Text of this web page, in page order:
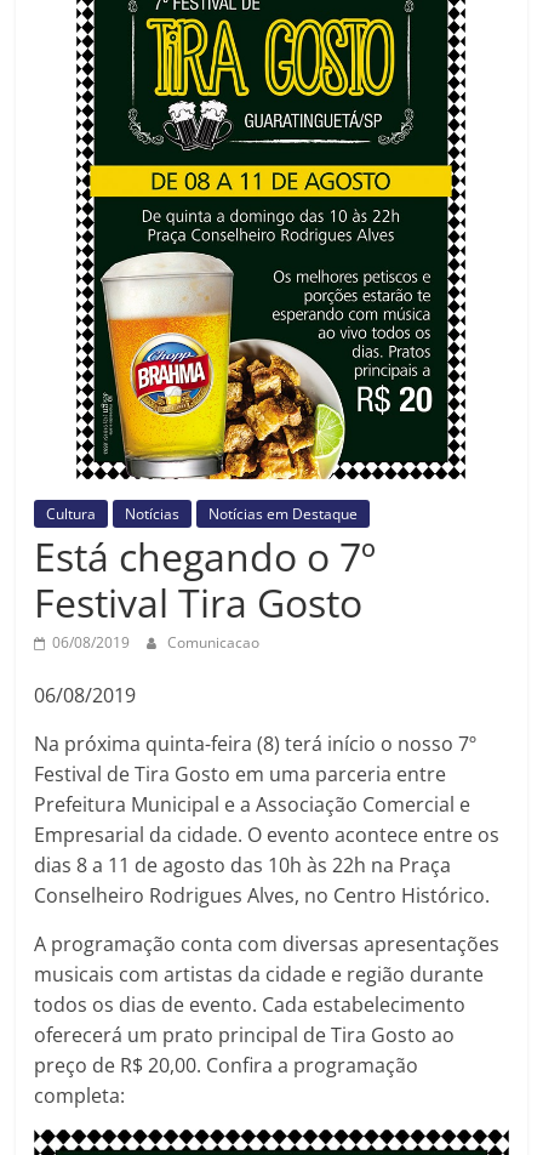
Prefeitura
Estância
Turística
Guaratinguetá
Cultura Notícias Notícias em Destaque
Está chegando o 7º
Festival Tira Gosto
06/08/2019 Comunicacao
06/08/2019
Na próxima quinta-feira (8) terá início o nosso 7º
Festival de Tira Gosto em uma parceria entre
Prefeitura Municipal e a Associação Comercial e
Empresarial da cidade. O evento acontece entre os
dias 8 a 11 de agosto das 10h às 22h na Praça
Conselheiro Rodrigues Alves, no Centro Histórico.
A programação conta com diversas apresentações
musicais com artistas da cidade e região durante
todos os dias de evento. Cada estabelecimento
oferecerá um prato principal de Tira Gosto ao
preço de R$ 20,00. Confira a programação
completa: